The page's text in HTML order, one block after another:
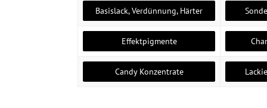
Basislack, Verdünnung, Härter
Effektpigmente
Candy Konzentrate